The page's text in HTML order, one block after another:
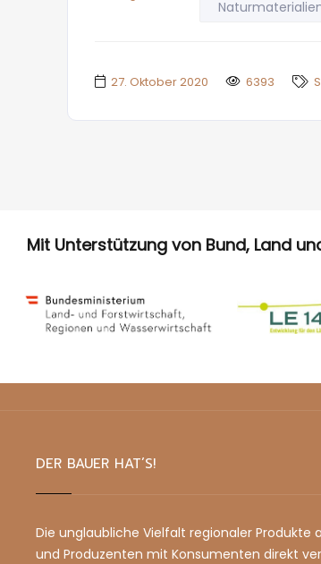
27. Oktober 2020 6393
Mit Unterstützung von Bund, Land
DER BAUER HAT’S!
Die unglaubliche Vielfalt regionaler Produkte
und Produzenten mit Konsumenten direkt